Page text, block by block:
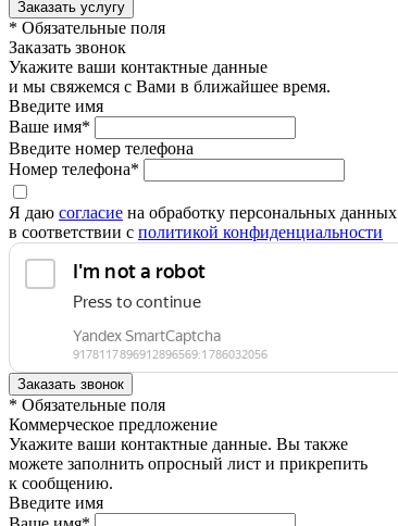
* Обязательные поля
Заказать звонок
Укажите ваши контактные данные
и мы свяжемся с Вами в ближайшее время.
Введите имя
Ваше имя*
Введите номер телефона
Номер телефона*
Я даю согласие на обработку персональных данных
в соответствии с политикой конфиденциальности
* Обязательные поля
Коммерческое предложение
Укажите ваши контактные данные. Вы также
можете заполнить опросный лист и прикрепить
к сообщению.
Введите имя